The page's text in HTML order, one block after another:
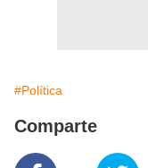
#Política
Comparte